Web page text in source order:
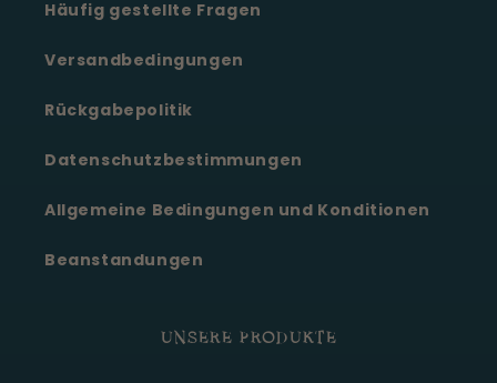
Häufig gestellte Fragen
Versandbedingungen
Rückgabepolitik
Datenschutzbestimmungen
Allgemeine Bedingungen und Konditionen
Beanstandungen
UNSERE PRODUKTE